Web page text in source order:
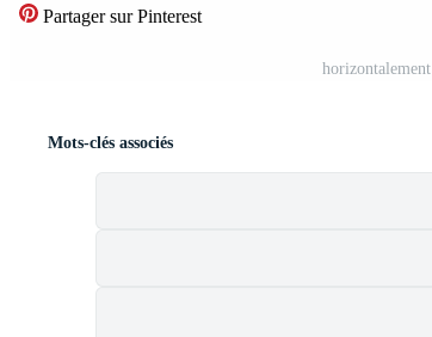
Partager sur Pinterest
Mots-clés associés